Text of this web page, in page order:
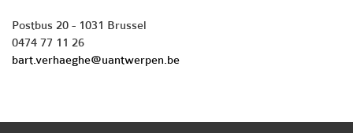
Postbus 20 - 1031 Brussel
0474 77 11 26
bart.verhaeghe@uantwerpen.be